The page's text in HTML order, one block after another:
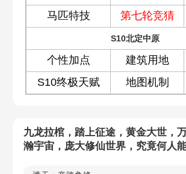
马匹特技
第七轮竞猜
S10北定中原
个性加点 建筑用地
S10终极天赋
地图机制
九龙拉棺，踏上征途，黄金大世，
瀚宇宙，庞大修仙世界，究竟何人